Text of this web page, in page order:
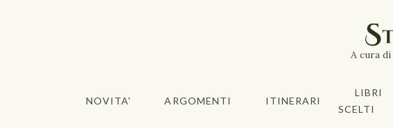
A cura di
NOVITA' ARGOMENTI ITINERARI
LIBRI
SCELTI